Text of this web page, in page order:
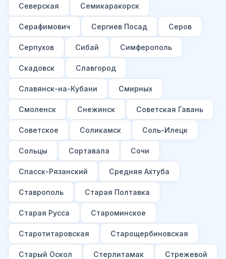
Северская Семикаракорск
Серафимович Сергиев Посад Серов
Серпухов Сибай Симферополь
Скадовск Славгород
Славянск-на-Кубани Смирных
Смоленск Снежинск Советская Гавань
Советское Соликамск Соль-Илецк
Сольцы Сортавала Сочи
Спасск-Рязанский Средняя Ахтуба
Ставрополь Старая Полтавка
Старая Русса Староминское
Старотитаровская Старощербиновская
Старый Оскол Стерлитамак Стрежевой